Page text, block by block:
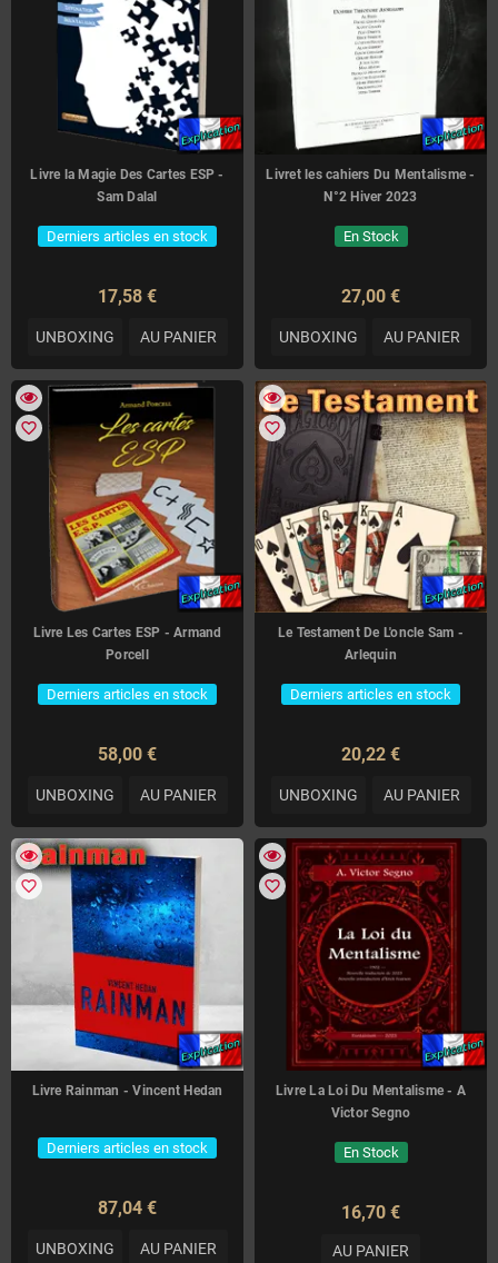
Livre la Magie Des Cartes ESP -
Sam Dalal
Derniers articles en stock
17,58 €
UNBOXING AU PANIER
Livret les cahiers Du Mentalisme -
N°2 Hiver 2023
En Stock
27,00 €
UNBOXING AU PANIER
favorite_border
Livre Les Cartes ESP - Armand
Porcell
Derniers articles en stock
58,00 €
UNBOXING AU PANIER
favorite_border
Le Testament De L'oncle Sam -
Arlequin
Derniers articles en stock
20,22 €
UNBOXING AU PANIER
favorite_border
Livre Rainman - Vincent Hedan
Derniers articles en stock
87,04 €
UNBOXING AU PANIER
favorite_border
Livre La Loi Du Mentalisme - A
Victor Segno
En Stock
16,70 €
AU PANIER